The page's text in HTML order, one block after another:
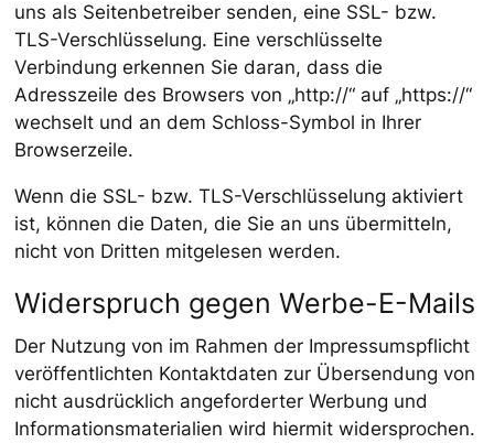
uns als Seitenbetreiber senden, eine SSL- bzw.
TLS-Verschlüsselung. Eine verschlüsselte
Verbindung erkennen Sie daran, dass die
Adresszeile des Browsers von „http://“ auf „https://“
wechselt und an dem Schloss-Symbol in Ihrer
Browserzeile.
Wenn die SSL- bzw. TLS-Verschlüsselung aktiviert
ist, können die Daten, die Sie an uns übermitteln,
nicht von Dritten mitgelesen werden.
Widerspruch gegen Werbe-E-Mails
Der Nutzung von im Rahmen der Impressumspflicht
veröffentlichten Kontaktdaten zur Übersendung von
nicht ausdrücklich angeforderter Werbung und
Informationsmaterialien wird hiermit widersprochen.